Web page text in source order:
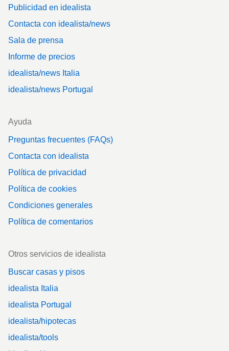
Publicidad en idealista
Contacta con idealista/news
Sala de prensa
Informe de precios
idealista/news Italia
idealista/news Portugal
Ayuda
Preguntas frecuentes (FAQs)
Contacta con idealista
Política de privacidad
Política de cookies
Condiciones generales
Política de comentarios
Otros servicios de idealista
Buscar casas y pisos
idealista Italia
idealista Portugal
idealista/hipotecas
idealista/tools